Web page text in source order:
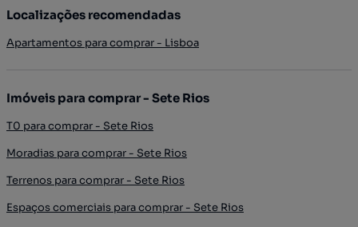
Localizações recomendadas
Apartamentos para comprar - Lisboa
Imóveis para comprar - Sete Rios
T0 para comprar - Sete Rios
Moradias para comprar - Sete Rios
Terrenos para comprar - Sete Rios
Espaços comerciais para comprar - Sete Rios